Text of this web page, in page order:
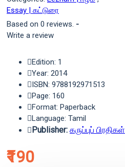
Essay | கட்டுரை
Based on 0 reviews. -
Write a review
₹190
Edition: 1
Year: 2014
ISBN: 9788192971513
Page: 160
Format: Paperback
Language: Tamil
Publisher: கருப்புப் பிரதிகள்